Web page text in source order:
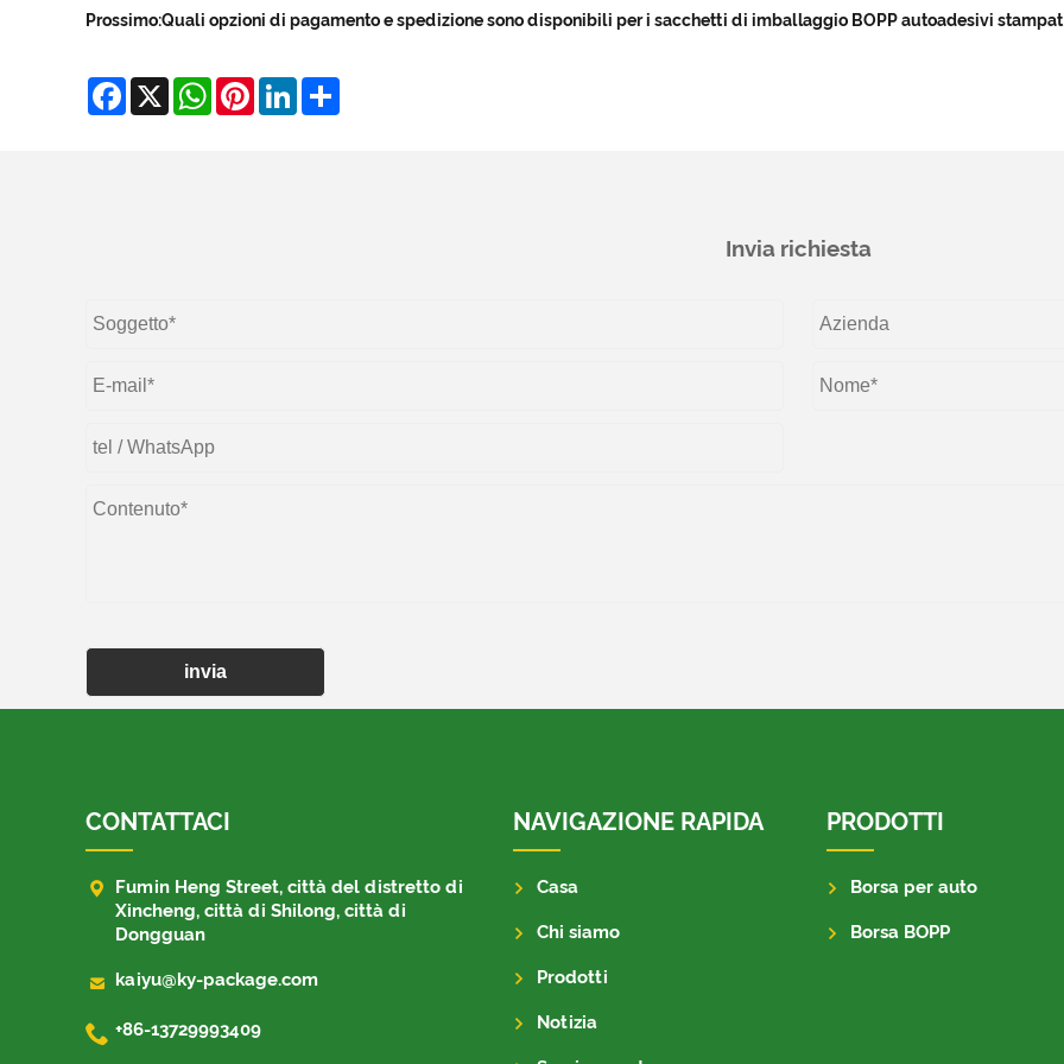
Prossimo:Quali opzioni di pagamento e spedizione sono disponibili per i sacchetti di imballaggio BOPP autoadesivi
Facebook
X WhatsApp
Pinterest
LinkedIn
Invia richiesta
invia
CONTATTACI

Fumin Heng Street, città del distretto di
Xincheng, città di Shilong, città di
Dongguan
 kaiyu@ky-package.com
 +86-13729993409
NAVIGAZIONE RAPIDA
Casa
Chi siamo
Prodotti
Notizia
PRODOTTI
Borsa per auto
Borsa BOPP